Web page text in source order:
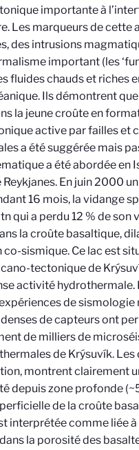
importante à
Les marqueurs de cette
des intrusions
important (les
fluides chauds et riches
Ils démontrent que
la jeune croûte en
active par failles et
a été suggérée mais
a été abordée en
En juin 2000
16 mois, la vidange
qui a perdu 12 % de son
la croûte basaltique,
sismique. Ce lac est
tectonique de
activité hydrothermale.
de sismologie
de capteurs ont
de milliers de
de Krýsuvík. Les
montrent clairement
depuis zone profonde
de la croûte
interprétée comme liée à
la porosité des